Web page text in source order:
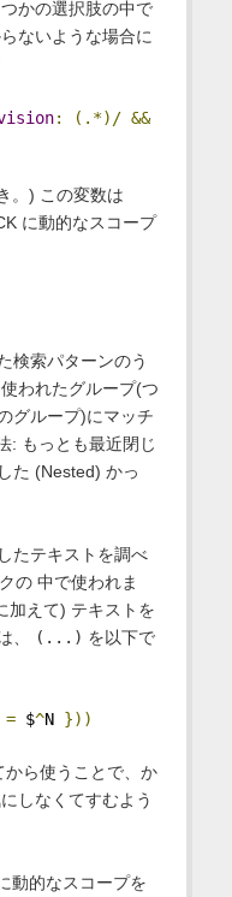
かの選択肢の中で
ないような場合に
: (.*)/ &&
。) この変数は
に動的なスコープ
検索パターンのう
われたグループ(つ
グループ)にマッチ
: もっとも最近閉じ
た (Nested) かっ
たテキストを調べ
の 中で使われま
加えて) テキストを
、
(...) を以下で
= $^N }))
ら使うことで、か
しなくてすむよう
動的なスコープを